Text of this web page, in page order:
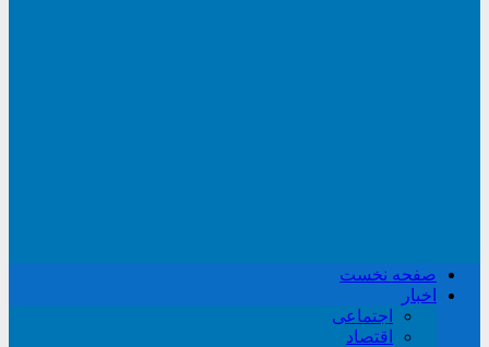
صفحه نخست
اخبار
اجتماعی
اقتصاد